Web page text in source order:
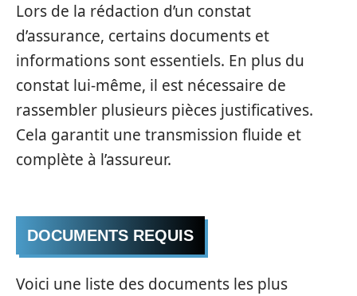
Lors de la rédaction d’un constat
d’assurance, certains documents et
informations sont essentiels. En plus du
constat lui-même, il est nécessaire de
rassembler plusieurs pièces justificatives.
Cela garantit une transmission fluide et
complète à l’assureur.
DOCUMENTS REQUIS
Voici une liste des documents les plus